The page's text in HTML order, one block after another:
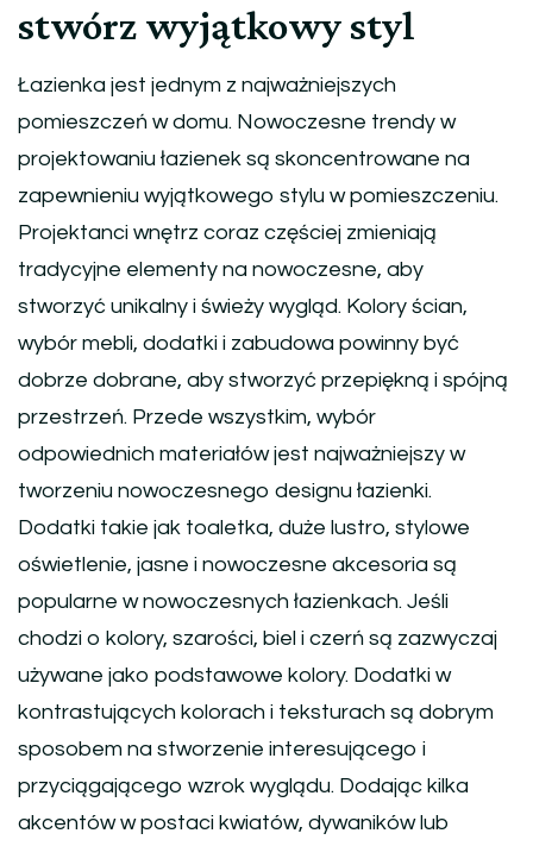
stwórz wyjątkowy styl
Łazienka jest jednym z najważniejszych
pomieszczeń w domu. Nowoczesne trendy w
projektowaniu łazienek są skoncentrowane na
zapewnieniu wyjątkowego stylu w pomieszczeniu.
Projektanci wnętrz coraz częściej zmieniają
tradycyjne elementy na nowoczesne, aby
stworzyć unikalny i świeży wygląd. Kolory ścian,
wybór mebli, dodatki i zabudowa powinny być
dobrze dobrane, aby stworzyć przepiękną i spójną
przestrzeń. Przede wszystkim, wybór
odpowiednich materiałów jest najważniejszy w
tworzeniu nowoczesnego designu łazienki.
Dodatki takie jak toaletka, duże lustro, stylowe
oświetlenie, jasne i nowoczesne akcesoria są
popularne w nowoczesnych łazienkach. Jeśli
chodzi o kolory, szarości, biel i czerń są zazwyczaj
używane jako podstawowe kolory. Dodatki w
kontrastujących kolorach i teksturach są dobrym
sposobem na stworzenie interesującego i
przyciągającego wzrok wyglądu. Dodając kilka
akcentów w postaci kwiatów, dywaników lub